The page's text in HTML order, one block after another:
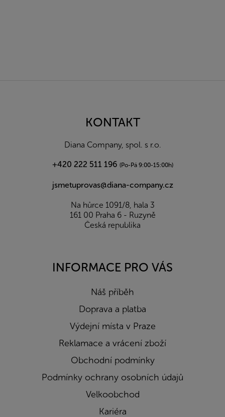
KONTAKT
Diana Company, spol. s r.o.
+420 222 511 196 (Po-Pá 9:00-15:00h)
jsmetuprovas@diana-company.cz
Na hůrce 1091/8, hala 3
161 00 Praha 6 - Ruzyně
Česká republika
INFORMACE PRO VÁS
Náš příběh
Doprava a platba
Výdejní místa v Praze
Reklamace a vrácení zboží
Obchodní podmínky
Podmínky ochrany osobních údajů
Velkoobchod
Kariéra